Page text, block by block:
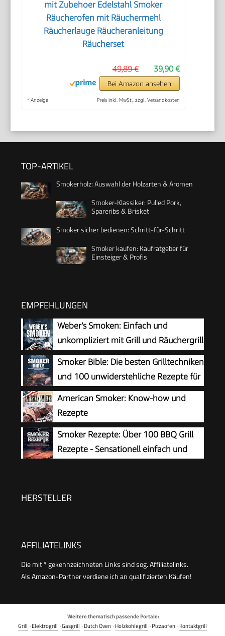
mit Zubehoer Edelstahl Smoker
Räucherofen mit Räuchermehl
Räucherlauge Räucheranleitung
Räucherset
39,90 €
49,89 €
Bei Amazon ansehen
* Anzeige Preis inkl. MwSt., zzgl. Versandkosten
TOP-ARTIKEL
Smokerholz: Auswahl der Holzarten & Aromen
Smoker-Klassiker: Pulled Pork,
Spareribs & Brisket
Smoker sicher bedienen: Schritt-für-Schritt
Smoker kaufen: Kaufratgeber für
Einsteiger & Profis
EMPFEHLUNGEN
Weber’s Smoken: Einfach und
unkompliziert mit Grill und Räuchergrill
(Weber's Grillen)
Smoker Bible: Die besten Grilltechniken
und 100 unwiderstehliche Rezepte für
Einsteiger und Profis (genial Grillen)
American Smoker: Know-how und
Rezepte
Smoker Rezepte: Über 100 BBQ Grill
Rezepte - Sensationell einfach und
HERSTELLER
AFFILIATELINKS
Die mit * gekennzeichneten Links sind sog. Affiliatelinks.
Als Amazon-Partner verdiene ich an qualifizierten Käufen!
Weitere thematisch passende Portale:
Grill ·Elektrogrill ·Gasgrill ·Dutch Oven ·Holzkohlegrill ·Pizzaofen ·Kontaktgrill